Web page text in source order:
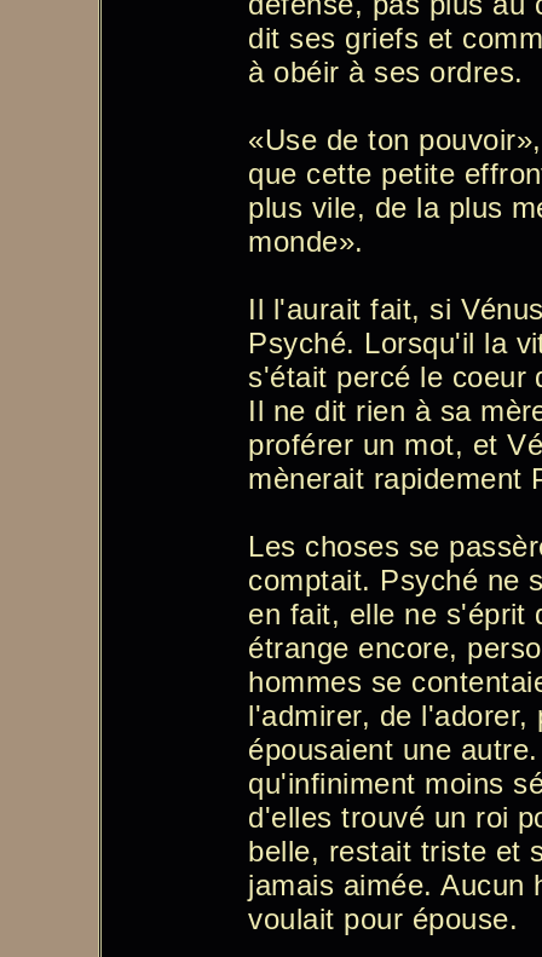
dit ses griefs et
à obéir à ses ordres.
«Use de ton
que cette petite
plus vile, de la plus
monde».
Il l'aurait fait, si
Psyché. Lorsqu'il la
s'était percé le coeur
Il ne dit rien à sa
proférer un mot, et
mènerait rapidement
Les choses se
comptait. Psyché ne
en fait, elle ne s'éprit
étrange encore,
hommes se
l'admirer, de l'adorer,
épousaient une
qu'infiniment moins
d'elles trouvé un roi
belle, restait triste et
jamais aimée. Aucun
voulait pour épouse.